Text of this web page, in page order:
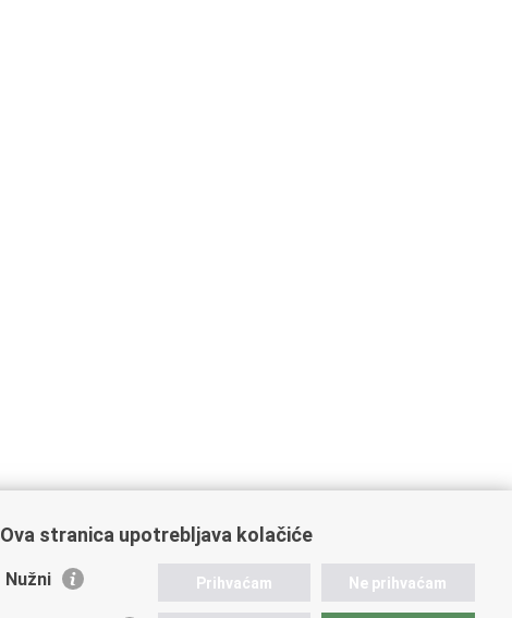
Ova stranica upotrebljava kolačiće
Nužni Prihvaćam Ne prihvaćam